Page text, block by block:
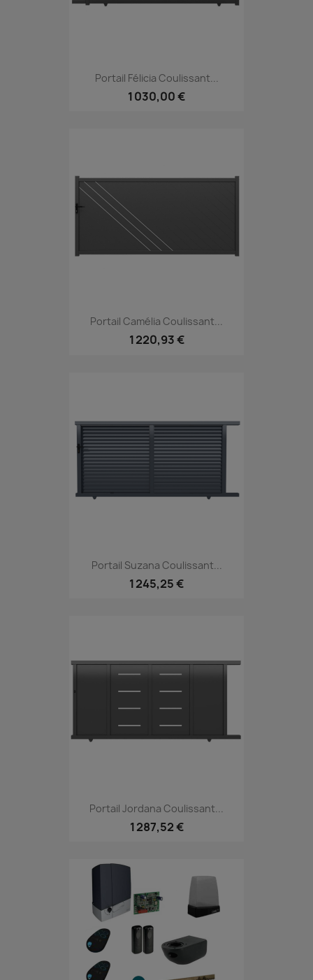
Portail Félicia Coulissant...
1 030,00 €
Portail Camélia Coulissant...
1 220,93 €
Portail Suzana Coulissant...
1 245,25 €
Portail Jordana Coulissant...
1 287,52 €